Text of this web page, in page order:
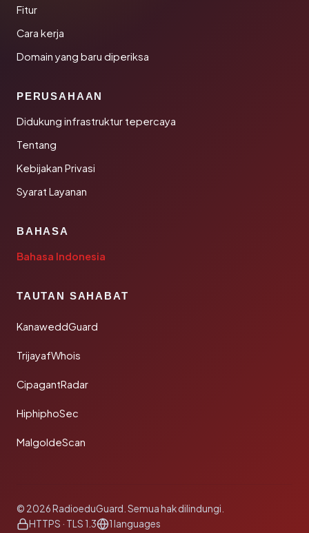
Fitur
Cara kerja
Domain yang baru diperiksa
PERUSAHAAN
Didukung infrastruktur tepercaya
Tentang
Kebijakan Privasi
Syarat Layanan
BAHASA
Bahasa Indonesia
TAUTAN SAHABAT
KanaweddGuard
TrijayafWhois
CipagantRadar
HiphiphoSec
MalgoldeScan
© 2026 RadioeduGuard. Semua hak dilindungi.
HTTPS · TLS 1.3
1 languages